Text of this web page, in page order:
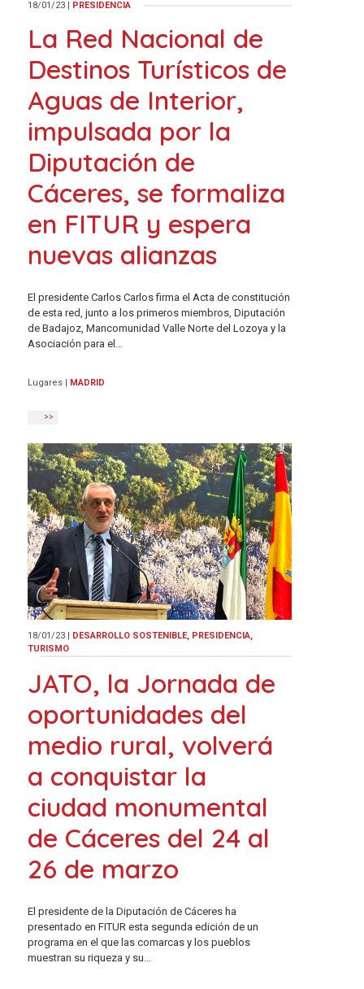
18/01/23 PRESIDENCIA
La Red Nacional de
Destinos Turísticos de
Aguas de Interior,
impulsada por la
Diputación de
Cáceres, se formaliza
en FITUR y espera
nuevas alianzas
El presidente Carlos Carlos firma el Acta de constitución
de esta red, junto a los primeros miembros, Diputación
de Badajoz, Mancomunidad Valle Norte del Lozoya y la
Asociación para el…
Lugares | MADRID
>>
18/01/23
DESARROLLO SOSTENIBLE, PRESIDENCIA,
TURISMO
JATO, la Jornada de
oportunidades del
medio rural, volverá
a conquistar la
ciudad monumental
de Cáceres del 24 al
26 de marzo
El presidente de la Diputación de Cáceres ha
presentado en FITUR esta segunda edición de un
programa en el que las comarcas y los pueblos
muestran su riqueza y su…